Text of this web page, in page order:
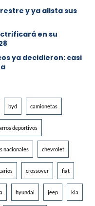
y ya alista sus
en su
ya decidieron: casi
byd camionetas
deportivos
nacionales chevrolet
crossover fiat
hyundai jeep kia